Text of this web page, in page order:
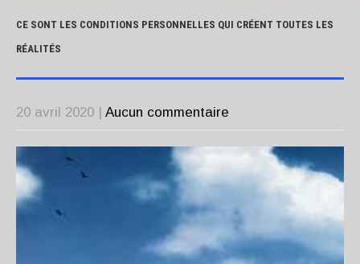
CE SONT LES CONDITIONS PERSONNELLES QUI CRÉENT TOUTES LES
RÉALITÉS
20 avril 2020 Aucun commentaire